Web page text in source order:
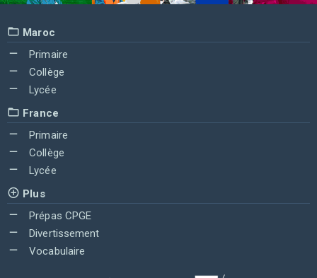
Maroc
Primaire
Collège
Lycée
France
Primaire
Collège
Lycée
Plus
Prépas CPGE
Divertissement
Vocabulaire